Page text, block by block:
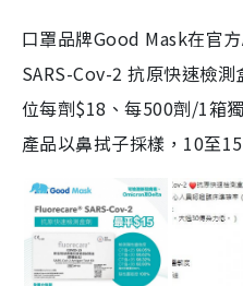
口罩品牌Good Mask在官
SARS-Cov-2 抗原快速檢
位每劑$18、每500劑/1箱
產品以鼻拭子採樣，10至